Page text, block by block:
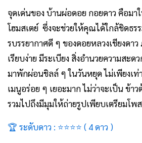
จุดเด่นของ บ้านผ่อดอย กอยดาว คือมา
โฮมสเตย์ ซึ่งจะช่วยให้คุณได้ใกล้ชิดธร
รบรรยากาศดี ๆ ของดอยหลวงเชียงดา
เรียบง่าย มีระเบียง สิ่งอำนวยความสะด
มาพักผ่อนชิลล์ ๆ ในวันหยุด ไม่เพียงเท่
เมนูอร่อย ๆ เยอะมาก ไม่ว่าจะเป็น ข้า
รวมไปถึงมีมุมให้ถ่ายรูปเพียบเตรียมโพ
🏆 ระดับดาว : ⭐⭐⭐⭐ ( 4 ดาว )